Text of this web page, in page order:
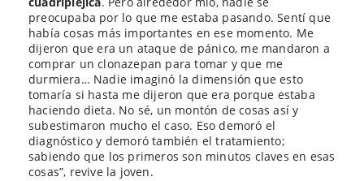
preocupaba por lo que me estaba pasando. Sentí que
había cosas más importantes en ese momento. Me
dijeron que era un ataque de pánico, me mandaron a
comprar un clonazepan para tomar y que me
durmiera… Nadie imaginó la dimensión que esto
tomaría si hasta me dijeron que era porque estaba
haciendo dieta. No sé, un montón de cosas así y
subestimaron mucho el caso. Eso demoró el
diagnóstico y demoró también el tratamiento;
sabiendo que los primeros son minutos claves en esas
cosas”, revive la joven.